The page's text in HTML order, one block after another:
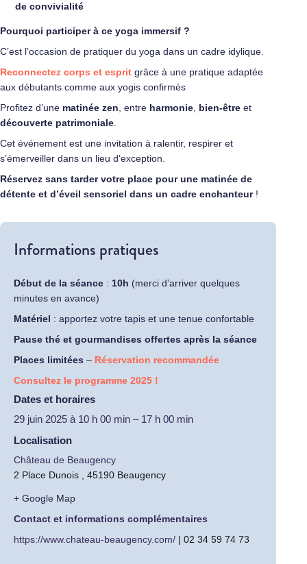
de convivialité
Pourquoi participer à ce yoga immersif ?
C’est l’occasion de pratiquer du yoga dans un cadre idylique.
Reconnectez corps et esprit grâce à une pratique adaptée
aux débutants comme aux yogis confirmés
Profitez d’une matinée zen , entre harmonie bien-être et
découverte patrimoniale
Cet événement est une invitation à ralentir, respirer et
s’émerveiller dans un lieu d’exception.
Réservez sans tarder votre place pour une matinée de
détente et d’éveil sensoriel dans un cadre enchanteur!
Informations pratiques
Début de la séance : 10h (merci d’arriver quelques
minutes en avance)
Matériel : apportez votre tapis et une tenue confortable
Pause thé et gourmandises offertes après la séance
Places limitées – Réservation recommandée
Consultez le programme 2025 !
Dates et horaires
29 juin 2025 à 10 h 00 min – 17 h 00 min
Localisation
Château de Beaugency
2 Place Dunois , 45190 Beaugency
+ Google Map
Contact et informations complémentaires
https://www.chateau-beaugency.com/ | 02 34 59 74 73